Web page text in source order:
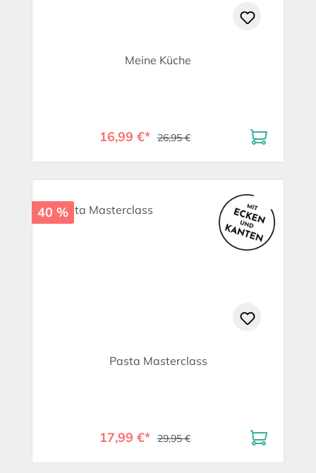
Meine Küche
16,99 €* 26,95 €
40 %
Pasta Masterclass
17,99 €* 29,95 €